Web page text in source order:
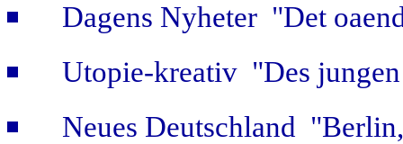
Dagens Nyheter "Det
Utopie-kreativ "Des
Neues Deutschland